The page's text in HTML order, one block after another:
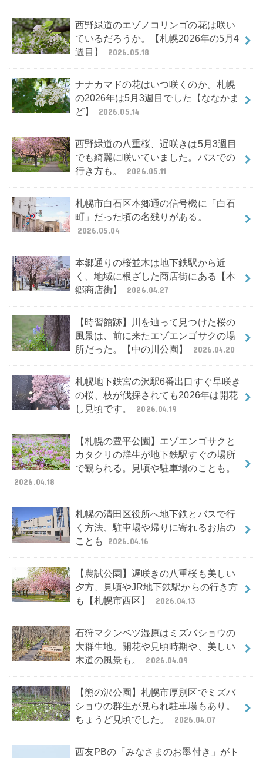
西野緑道のエゾノコリンゴの花は咲い
ているだろうか。【札幌2026年の5月4
週目】
2026.05.18
ナナカマドの花はいつ咲くのか。札幌
の2026年は5月3週目でした【ななかま
ど】
2026.05.14
西野緑道の八重桜、遅咲きは5月3週目
でも綺麗に咲いていました。バスでの
行き方も。
2026.05.11
札幌市白石区本郷通の信号機に「白石
町」だった頃の名残りがある。
2026.05.04
本郷通りの桜並木は地下鉄駅から近
く、地域に根ざした商店街にある【本
郷商店街】
2026.04.27
【時習館跡】川を辿って見つけた桜の
風景は、前に来たエゾエンゴサクの場
所だった。【中の川公園】
2026.04.20
札幌地下鉄宮の沢駅6番出口すぐ早咲き
の桜、枝が伐採されても2026年は開花
し見頃です。
2026.04.19
【札幌の豊平公園】エゾエンゴサクと
カタクリの群生が地下鉄駅すぐの場所
で観られる。見頃や駐車場のことも。
2026.04.18
札幌の清田区役所へ地下鉄とバスで行
く方法、駐車場や帰りに寄れるお店の
ことも
2026.04.16
【農試公園】遅咲きの八重桜も美しい
夕方、見頃やJR地下鉄駅からの行き方
も【札幌市西区】
2026.04.13
石狩マクンベツ湿原はミズバショウの
大群生地。開花や見頃時期や、美しい
木道の風景も。
2026.04.09
【熊の沢公園】札幌市厚別区でミズバ
ショウの群生が見られ駐車場もあり。
ちょうど見頃でした。
2026.04.07
西友PBの「みなさまのお墨付き」がト